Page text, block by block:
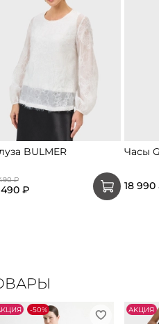
BULMER
₽
₽
Часы
18
-50% АKЦИЯ